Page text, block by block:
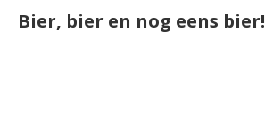
Bier, bier en nog eens bier!